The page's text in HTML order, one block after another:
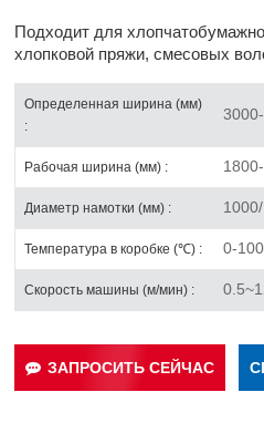
Подходит для
хлопковой пряжи, смесовых
Определенная ширина (мм)
:
3000-
Рабочая ширина (мм) : 1800-
Диаметр намотки (мм) :
Температура в коробке (℃) : 0-100
Скорость машины (м/мин) :
ЗАПРОСИТЬ СЕЙЧАС